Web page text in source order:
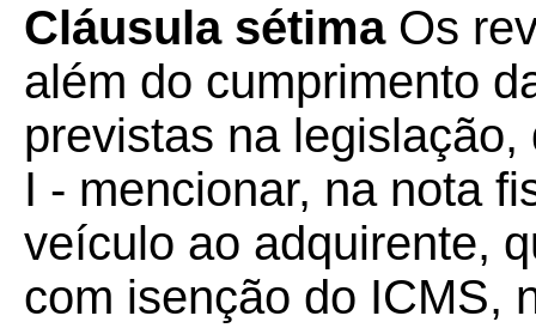
Cláusula sétima Os
além do cumprimento
previstas na legislação,
I - mencionar, na nota
veículo ao adquirente,
com isenção do ICMS,